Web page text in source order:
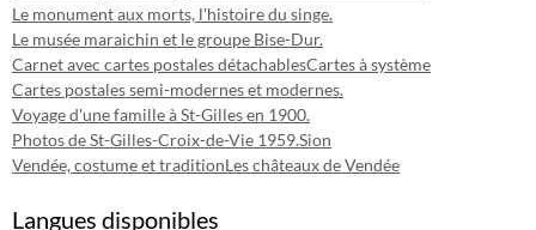
Le monument aux morts, l'histoire du singe.
Le musée maraichin et le groupe Bise-Dur.
Carnet avec cartes postales détachablesCartes à système
Cartes postales semi-modernes et modernes.
Voyage d'une famille à St-Gilles en 1900.
Photos de St-Gilles-Croix-de-Vie 1959.Sion
Vendée, costume et traditionLes châteaux de Vendée
Langues disponibles